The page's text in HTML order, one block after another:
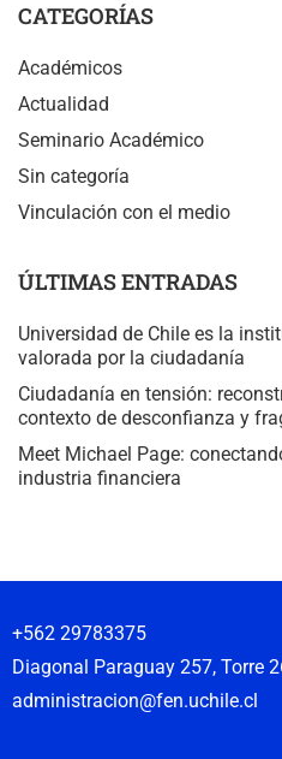
CATEGORÍAS
Académicos
Actualidad
Seminario Académico
Sin categoría
Vinculación con el medio
ÚLTIMAS ENTRADAS
Universidad de Chile es la
valorada por la ciudadanía
Ciudadanía en tensión:
contexto de desconfianza y
Meet Michael Page:
industria financiera
+562 29783375
Diagonal Paraguay 257, Torre
administracion@fen.uchile.cl